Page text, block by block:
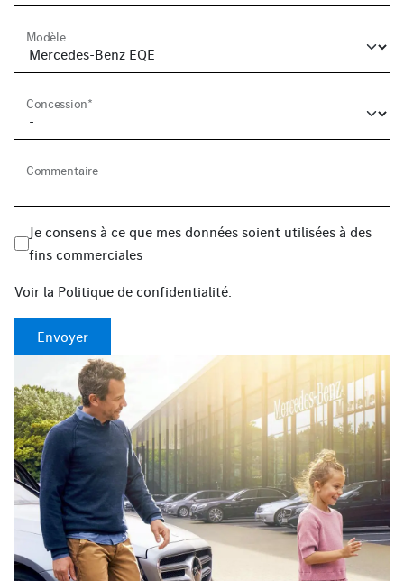
Modèle
Concession*
Commentaire
Je consens à ce que mes données soient utilisées à des
fins commerciales
Voir la Politique de confidentialité.
Envoyer